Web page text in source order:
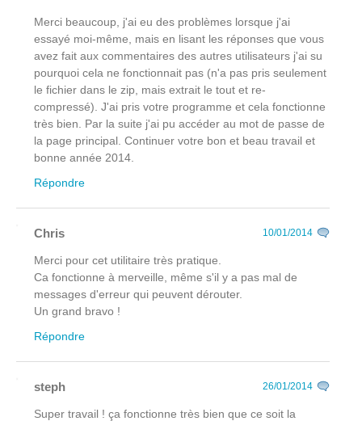
Merci beaucoup, j'ai eu des problèmes lorsque j'ai
essayé moi-même, mais en lisant les réponses que vous
avez fait aux commentaires des autres utilisateurs j'ai su
pourquoi cela ne fonctionnait pas (n'a pas pris seulement
le fichier dans le zip, mais extrait le tout et re-
compressé). J'ai pris votre programme et cela fonctionne
très bien. Par la suite j'ai pu accéder au mot de passe de
la page principal. Continuer votre bon et beau travail et
bonne année 2014.
Répondre
Chris 10/01/2014
Merci pour cet utilitaire très pratique.
Ca fonctionne à merveille, même s'il y a pas mal de
messages d'erreur qui peuvent dérouter.
Un grand bravo !
Répondre
steph 26/01/2014
Super travail ! ça fonctionne très bien que ce soit la